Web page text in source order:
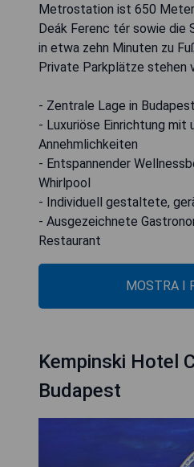
Metrostation ist 650
Deák Ferenc tér sowie die
in etwa zehn Minuten zu
Private Parkplätze stehen
- Zentrale Lage in Budapest
- Luxuriöse Einrichtung mit
Annehmlichkeiten
- Entspannender
Whirlpool
- Individuell gestaltete,
- Ausgezeichnete
Restaurant
MOSTRA I
Kempinski Hotel
Budapest